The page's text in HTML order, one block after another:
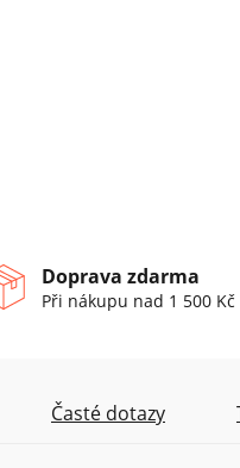
Doprava zdarma
Při nákupu nad 1 500 Kč
Časté dotazy